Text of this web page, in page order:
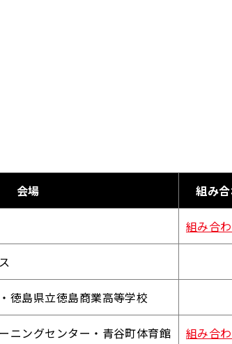
会場 組み
組み合
徳島県立徳島商業高等学校
ニングセンター・青谷町体育館 組み合